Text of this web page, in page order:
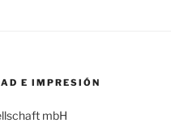
E IMPRESIÓN
mbH